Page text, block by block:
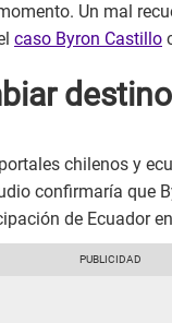
Un mal
caso Byron Castillo
chilenos y
confirmaría que
de Ecuador